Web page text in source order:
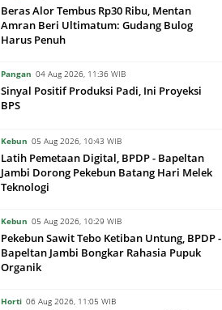
Beras Alor Tembus Rp30 Ribu, Mentan
Amran Beri Ultimatum: Gudang Bulog
Harus Penuh
Pangan 04 Aug 2026, 11:36 WIB
Sinyal Positif Produksi Padi, Ini Proyeksi
BPS
Kebun 05 Aug 2026, 10:43 WIB
Latih Pemetaan Digital, BPDP - Bapeltan
Jambi Dorong Pekebun Batang Hari Melek
Teknologi
Kebun 05 Aug 2026, 10:29 WIB
Pekebun Sawit Tebo Ketiban Untung, BPDP -
Bapeltan Jambi Bongkar Rahasia Pupuk
Organik
Horti 06 Aug 2026, 11:05 WIB